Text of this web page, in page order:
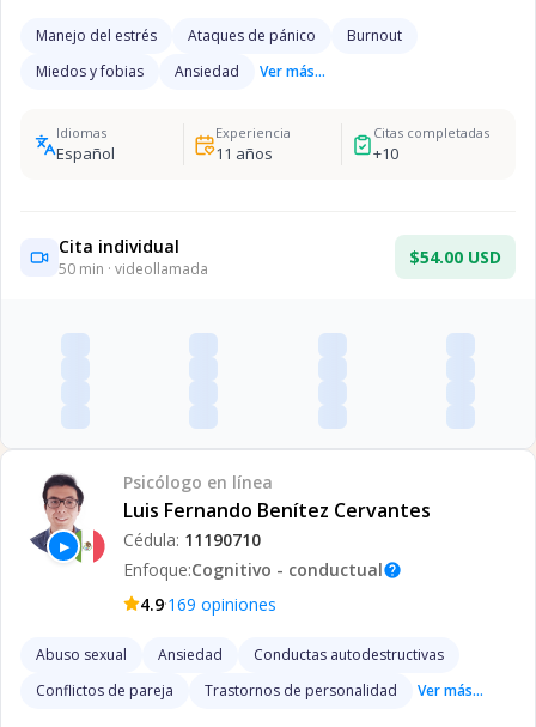
Manejo del estrés Ataques de pánico
Burnout
Miedos y fobias
Ansiedad Ver más...
Idiomas
Español
Experiencia
11 años
Citas completadas
+10
Cita individual
50 min · videollamada
$54.00 USD
▶
Psicólogo en línea
Luis Fernando Benítez Cervantes
Cédula: 11190710
Enfoque:Cognitivo - conductualhelp
4.9·169 opiniones
Abuso sexual Ansiedad
Conductas autodestructivas
Conflictos de pareja
Trastornos de personalidad Ver más...